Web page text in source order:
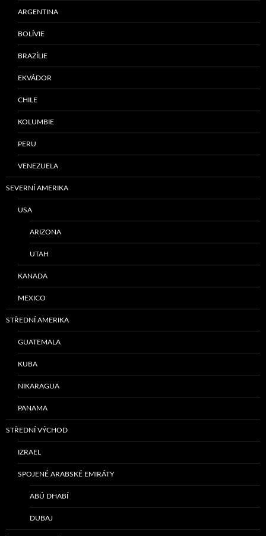
ARGENTINA
BOLÍVIE
BRAZÍLIE
EKVÁDOR
CHILE
KOLUMBIE
PERU
VENEZUELA
SEVERNÍ AMERIKA
USA
ARIZONA
UTAH
KANADA
MEXICO
STŘEDNÍ AMERIKA
GUATEMALA
KUBA
NIKARAGUA
PANAMA
STŘEDNÍ VÝCHOD
IZRAEL
SPOJENÉ ARABSKÉ EMIRÁTY
ABÚ DHABÍ
DUBAJ